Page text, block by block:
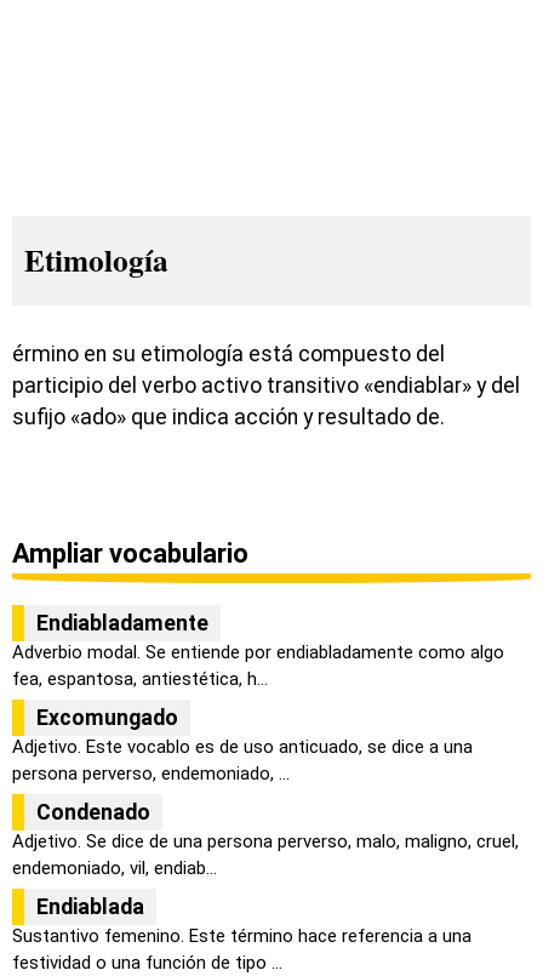
Etimología
érmino en su etimología está compuesto del
participio del verbo activo transitivo «endiablar» y del
sufijo «ado» que indica acción y resultado de.
Ampliar vocabulario
Endiabladamente
Adverbio modal. Se entiende por endiabladamente como algo
fea, espantosa, antiestética, h...
Excomungado
Adjetivo. Este vocablo es de uso anticuado, se dice a una
persona perverso, endemoniado, ...
Condenado
Adjetivo. Se dice de una persona perverso, malo, maligno, cruel,
endemoniado, vil, endiab...
Endiablada
Sustantivo femenino. Este término hace referencia a una
festividad o una función de tipo ...